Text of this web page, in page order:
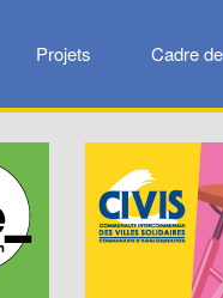
Projets Cadre